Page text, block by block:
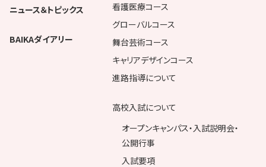
ニュース＆トピックス
BAIKAダイアリー
看護医療コース
グローバルコース
舞台芸術コース
キャリアデザインコース
進路指導について
高校入試について
オープンキャンパス・入試説明会・
公開行事
入試要項